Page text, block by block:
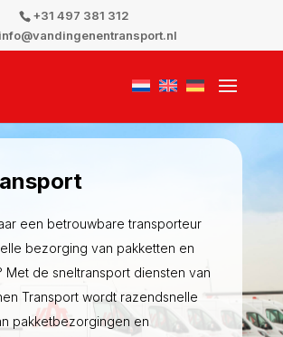
+31 497 381 312
info@vandingenentransport.nl
een betrouwbare transporteur
bezorging van pakketten en
Met de sneltransport diensten van
Transport wordt razendsnelle
pakketbezorgingen en